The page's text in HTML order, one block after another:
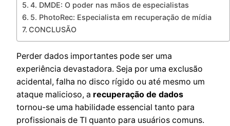
4. DMDE: O poder nas mãos de especialistas
5. PhotoRec: Especialista em recuperação de mídia
CONCLUSÃO
Perder dados importantes pode ser uma
experiência devastadora. Seja por uma exclusão
acidental, falha no disco rígido ou até mesmo um
ataque malicioso, a recuperação de dados
tornou-se uma habilidade essencial tanto para
profissionais de TI quanto para usuários comuns.